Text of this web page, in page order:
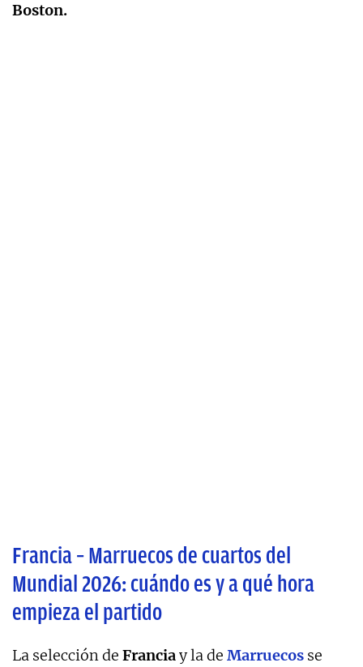
Boston.
Francia – Marruecos de cuartos del
Mundial 2026: cuándo es y a qué hora
empieza el partido
La selección de Franciay la de Marruecos se